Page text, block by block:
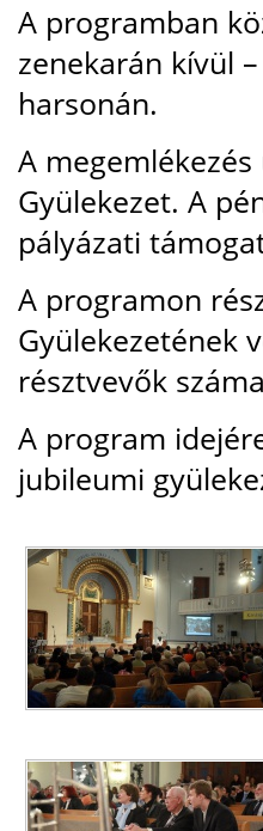
A programban
zenekarán kívül
harsonán.
A
Gyülekezet. A
pályázati
A programon
Gyülekezetének
résztvevők
A program
jubileumi